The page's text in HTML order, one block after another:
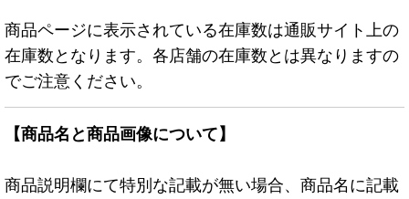
商品ページに表示されている在庫数は通販サイト上の
在庫数となります。各店舗の在庫数とは異なりますの
でご注意ください。
【商品名と商品画像について】
商品説明欄にて特別な記載が無い場合、商品名に記載